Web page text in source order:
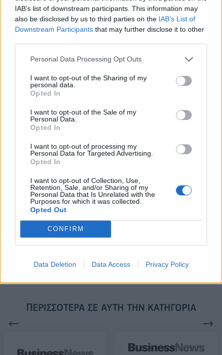
IAB’s list of downstream participants. This information may
also be disclosed by us to third parties on the IAB’s List of
Downstream Participants that may further disclose it to other
Personal Data Processing Opt Outs
I want to opt-out of the Sharing of my
personal data.
Opted In
I want to opt-out of the Sale of my
Personal Data.
Opted In
I want to opt-out of processing my
Personal Data for Targeted Advertising.
Opted In
I want to opt-out of Collection, Use,
Retention, Sale, and/or Sharing of my
Personal Data that Is Unrelated with the
Purposes for which it was collected.
Opted Out
CONFIRM
Data Deletion Data Access Privacy Policy
Β.Σ. Καρούλιας: Τζίρος 98,7
εκατ. ευρώ και αύξηση κερδών
57% - Τα νέα στοιχήματα σε
low & non alcohol
Deloitte Ελλάδος:
σύμβουλος της ΔΕΗ για την
είσοδο στην πολωνική αγορά
Η Chery επενδύει 75 εκατ. δολάρια στην KG Mobility
Το FIAT 500 Hybrid τώρα από
συνεργασίας τους μέχρι το
2028
18η συνεχόμενη χρονιά για τον ΟΤΕ στη διεθνή σειρά δεικτών
FTSE4Good
Alpha Bank: Για πρώτη φορά το Αρχαίο Θέατρο Επιδαύρου άνοιξε τις
ΠΕΡΙΣΣΌΤΕΡΑ ΣΕ ΑΥΤΉ ΤΗΝ ΚΑΤΗΓΟΡΊΑ